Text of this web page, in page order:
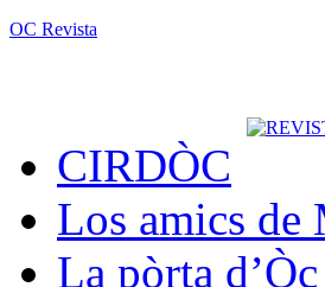
OC Revista
CIRDÒC
Los amics
La pòrta d’Òc